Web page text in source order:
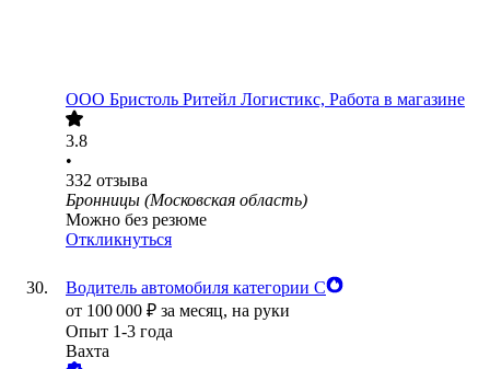
ООО Бристоль Ритейл Логистикс, Работа в магазине
3.8
•
332 отзыва
Бронницы (Московская область)
Можно без резюме
Откликнуться
Водитель автомобиля категории С
от 100 000 ₽ за месяц, на руки
Опыт 1-3 года
Вахта